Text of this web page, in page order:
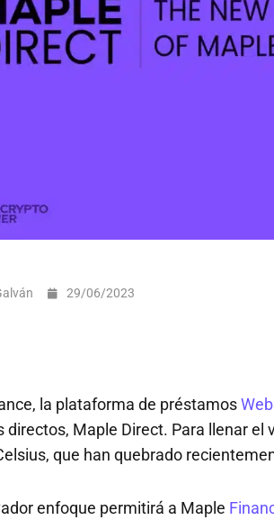
29/06/2023
la plataforma de préstamos
directos, Maple Direct. Para llenar
que han quebrado
enfoque permitirá a Maple